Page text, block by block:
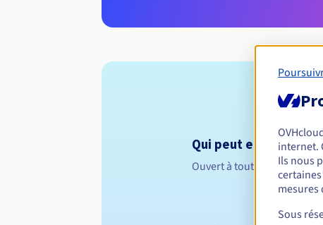
Qui peut enregistrer
Ouvert à toutes les
internet.
Ils nous
mesures
Sous